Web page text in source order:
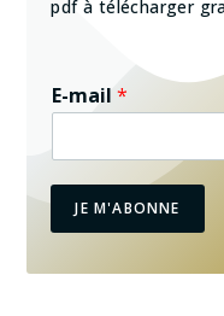
pdf à télécharger
E-mail*
JE M'ABONNE